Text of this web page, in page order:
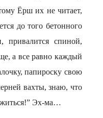
Ёрш их не читает,
до того бетонного
привалится спиной,
а все равно каждый
папироску свою
вахты, знаю, что
Эх-ма…